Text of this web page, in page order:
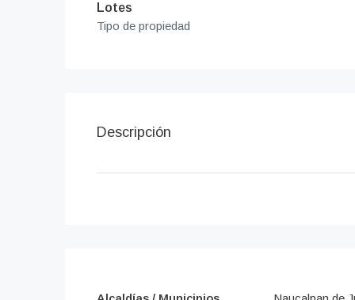
Lotes
Tipo de propiedad
Descripción